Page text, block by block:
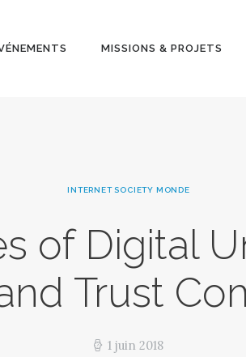
MISSIONS & PROJETS
INTERNET SOCIETY MONDE
of Digital
Trust
1 juin 2018
ÉVÉNEMENT